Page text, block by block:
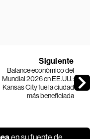
Siguiente
Balance económico del
Mundial 2026 en EE.UU.:
Kansas City fue la ciudad
más beneficiada